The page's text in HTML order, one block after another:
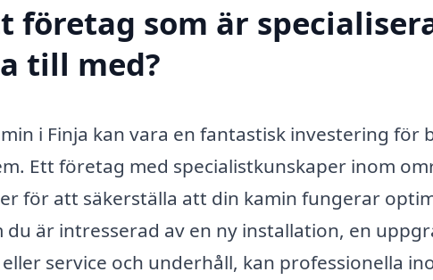
företag som är
till med?
i Finja kan vara en fantastisk investering för
Ett företag med specialistkunskaper inom
för att säkerställa att din kamin fungerar
du är intresserad av en ny installation, en
service och underhåll, kan professionella